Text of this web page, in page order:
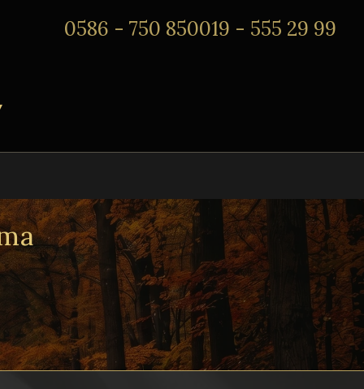
0586 - 750 850019 - 555 29 99